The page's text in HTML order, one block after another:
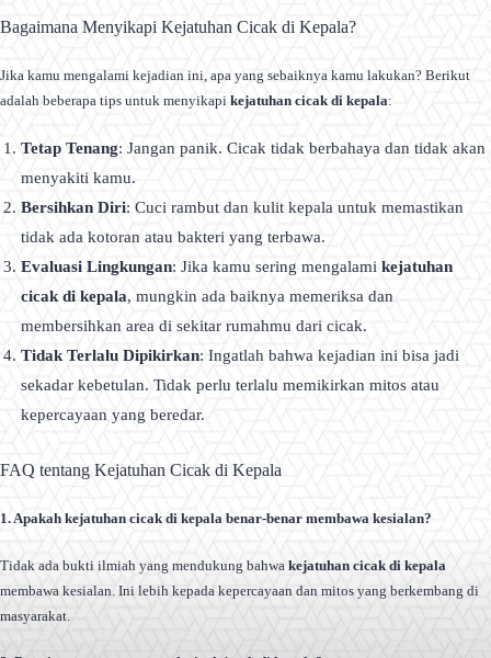
Bagaimana Menyikapi Kejatuhan Cicak di Kepala?
Jika kamu mengalami kejadian ini, apa yang sebaiknya kamu lakukan? Berikut
adalah beberapa tips untuk menyikapi kejatuhan cicak di kepala:
Tetap Tenang: Jangan panik. Cicak tidak berbahaya dan tidak akan
menyakiti kamu.
Bersihkan Diri: Cuci rambut dan kulit kepala untuk memastikan
tidak ada kotoran atau bakteri yang terbawa.
Evaluasi Lingkungan: Jika kamu sering mengalamikejatuhan
cicak di kepala, mungkin ada baiknya memeriksa dan
membersihkan area di sekitar rumahmu dari cicak.
Tidak Terlalu Dipikirkan: Ingatlah bahwa kejadian ini bisa jadi
sekadar kebetulan. Tidak perlu terlalu memikirkan mitos atau
kepercayaan yang beredar.
FAQ tentang Kejatuhan Cicak di Kepala
1. Apakah kejatuhan cicak di kepala benar-benar membawa kesialan?
Tidak ada bukti ilmiah yang mendukung bahwa kejatuhan cicak di kepala
membawa kesialan. Ini lebih kepada kepercayaan dan mitos yang berkembang di
masyarakat.